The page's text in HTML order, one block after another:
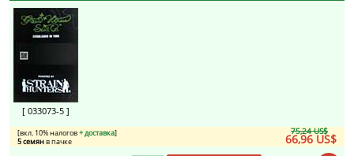
[ 033073-5 ]
75,24 US$
66,96 US$
[вкл. 10% налогов+ доставка]
5 семянв пачке